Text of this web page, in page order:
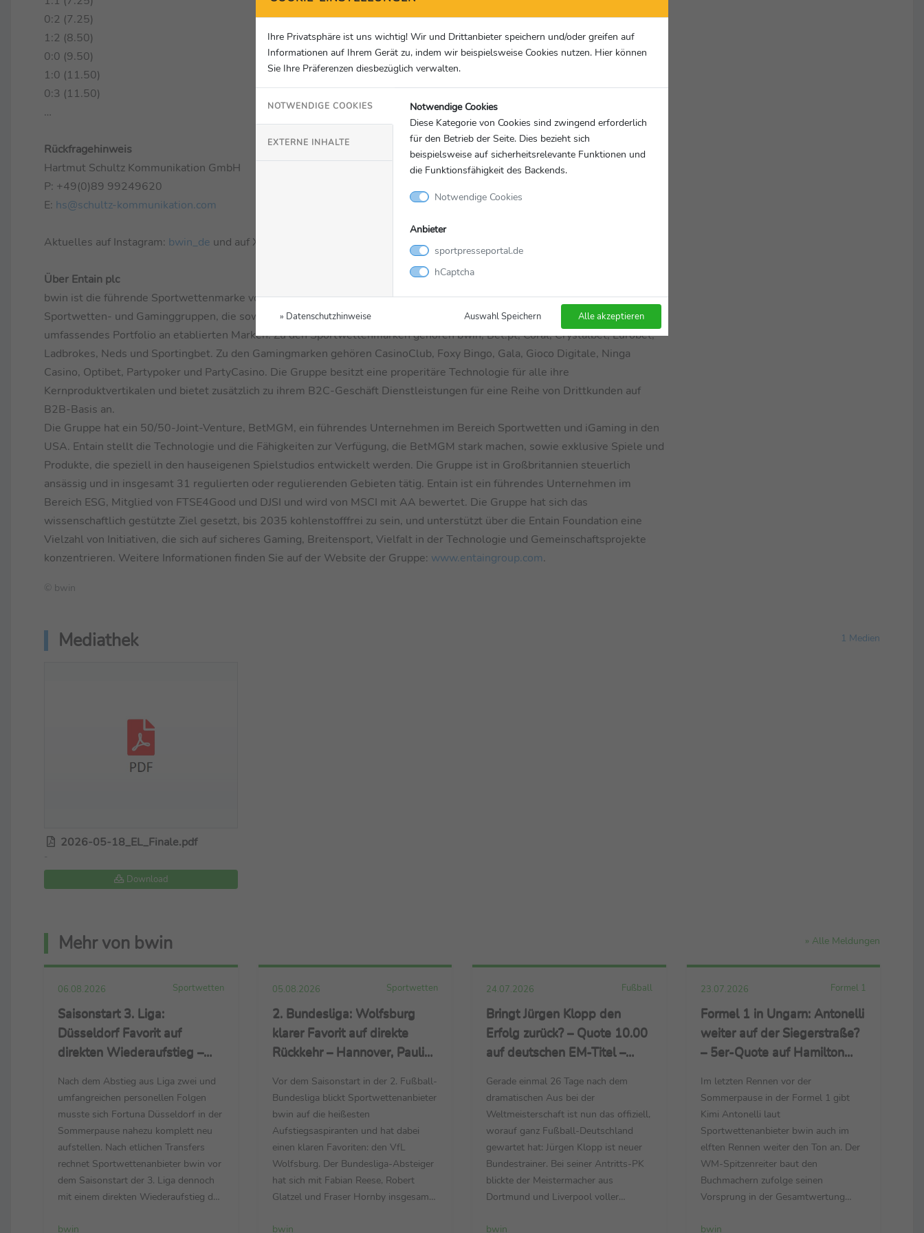
0:2 (7.25)
1:2 (8.50)
0:0 (9.50)
1:0 (11.50)
0:3 (11.50)
…
Rückfragehinweis
Hartmut Schultz Kommunikation GmbH
P: +49(0)89 99249620
E: hs@schultz-kommunikation.com
Aktuelles auf Instagram: bwin_de und auf X:
Über Entain plc
bwin ist die führende Sportwettenmarke von Entain plc, ein FTSE100-Unternehmen und eine der weltweit größten
Sportwetten- und Gaminggruppen, die sowohl online als auch im stationären Geschäft tätig ist. Die Gruppe besitzt ein
umfassendes Portfolio an etablierten Marken. Zu den Sportwettenmarken gehören bwin, Bet.pt, Coral, Crystalbet, Eurobet,
Ladbrokes, Neds und Sportingbet. Zu den Gamingmarken gehören CasinoClub, Foxy Bingo, Gala, Gioco Digitale, Ninga
Casino, Optibet, Partypoker und PartyCasino. Die Gruppe besitzt eine properitäre Technologie für alle ihre
Kernproduktvertikalen und bietet zusätzlich zu ihrem B2C-Geschäft Dienstleistungen für eine Reihe von Drittkunden auf
B2B-Basis an.
Die Gruppe hat ein 50/50-Joint-Venture, BetMGM, ein führendes Unternehmen im Bereich Sportwetten und iGaming in den
USA. Entain stellt die Technologie und die Fähigkeiten zur Verfügung, die BetMGM stark machen, sowie exklusive Spiele und
Produkte, die speziell in den hauseigenen Spielstudios entwickelt werden. Die Gruppe ist in Großbritannien steuerlich
ansässig und in insgesamt 31 regulierten oder regulierenden Gebieten tätig. Entain ist ein führendes Unternehmen im
Bereich ESG, Mitglied von FTSE4Good und DJSI und wird von MSCI mit AA bewertet. Die Gruppe hat sich das
wissenschaftlich gestützte Ziel gesetzt, bis 2035 kohlenstofffrei zu sein, und unterstützt über die Entain Foundation eine
Vielzahl von Initiativen, die sich auf sicheres Gaming, Breitensport, Vielfalt in der Technologie und Gemeinschaftsprojekte
konzentrieren. Weitere Informationen finden Sie auf der Website der Gruppe: www.entaingroup.com.
© bwin
Mediathek 1 Medien
2026-05-18_EL_Finale.pdf
-
Download
Mehr von bwin » Alle Meldungen
06.08.2026 Sportwetten
Saisonstart 3. Liga:
Düsseldorf Favorit auf
direkten Wiederaufstieg –
Essen im zweiten Versuch in
Liga zwei?
Nach dem Abstieg aus Liga zwei und
umfangreichen personellen Folgen
musste sich Fortuna Düsseldorf in der
Sommerpause nahezu komplett neu
aufstellen. Nach etlichen Transfers
rechnet Sportwettenanbieter bwin vor
dem Saisonstart der 3. Liga dennoch
mit einem direkten Wiederaufstieg der
Quote 2.00. Knapp dahinter folgt
bwin
05.08.2026 Sportwetten
2. Bundesliga: Wolfsburg
klarer Favorit auf direkte
Rückkehr – Hannover, Pauli
Verfolger – Aufstiegs-Quote
7.50 auf Bochum
Vor dem Saisonstart in der 2. Fußball-
Bundesliga blickt Sportwettenanbieter
bwin auf die heißesten
Aufstiegsaspiranten und hat dabei
einen klaren Favoriten: den VfL
Wolfsburg. Der Bundesliga-Absteiger
hat sich mit Fabian Reese, Robert
Glatzel und Fraser Hornby insgesamt
eingekauft und ist mit Meister-Quote
bwin
24.07.2026 Fußball
Bringt Jürgen Klopp den
Erfolg zurück? – Quote 10.00
auf deutschen EM-Titel –
Verfolgerrolle hinter Trio um
Weltmeister Spanien
Gerade einmal 26 Tage nach dem
dramatischen Aus bei der
Weltmeisterschaft ist nun das offiziell,
worauf ganz Fußball-Deutschland
gewartet hat: Jürgen Klopp ist neuer
Bundestrainer. Bei seiner Antritts-PK
blickte der Meistermacher aus
Dortmund und Liverpool voller
versprach, alles für den maximalen
bwin
23.07.2026 Formel 1
Formel 1 in Ungarn: Antonelli
weiter auf der Siegerstraße?
– 5er-Quote auf Hamilton
auf Ende der Russell-
Pechsträhne
Im letzten Rennen vor der
Sommerpause in der Formel 1 gibt
Kimi Antonelli laut
Sportwettenanbieter bwin auch im
elften Rennen weiter den Ton an. Der
WM-Spitzenreiter baut den
Buchmachern zufolge seinen
Vorsprung in der Gesamtwertung
Sonntag (26. Juli, 15:00 Uhr MESZ /
bwin
Ihre Privatsphäre ist uns wichtig! Wir und Drittanbieter speichern und/oder greifen auf
Informationen auf Ihrem Gerät zu, indem wir beispielsweise Cookies nutzen. Hier können
Sie Ihre Präferenzen diesbezüglich verwalten.
NOTWENDIGE COOKIES
EXTERNE INHALTE
Notwendige Cookies
Diese Kategorie von Cookies sind zwingend erforderlich
für den Betrieb der Seite. Dies bezieht sich
beispielsweise auf sicherheitsrelevante Funktionen und
die Funktionsfähigkeit des Backends.
Notwendige Cookies
Anbieter
sportpresseportal.de
hCaptcha
» Datenschutzhinweise Auswahl Speichern Alle akzeptieren